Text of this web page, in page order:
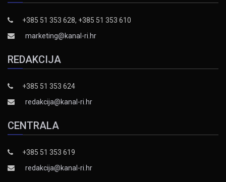
+385 51 353 628, +385 51 353 610
marketing@kanal-ri.hr
REDAKCIJA
+385 51 353 624
redakcija@kanal-ri.hr
CENTRALA
+385 51 353 619
redakcija@kanal-ri.hr